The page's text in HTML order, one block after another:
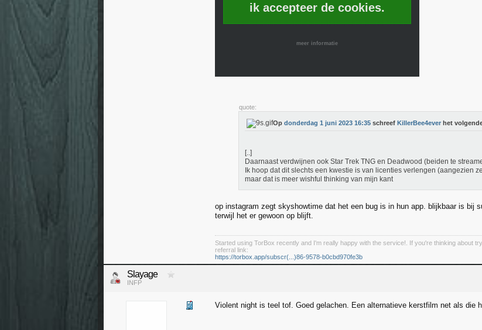
ik accepteer de cookies.
meer informatie
quote:
Op donderdag 1 juni 2023 16:35 schreef KillerBee4ever het
[..]
Daarnaast verdwijnen ook Star Trek TNG en Deadwood (beiden te
Ik hoop dat dit slechts een kwestie is van licenties verlengen (aangezien
maar dat is meer wishful thinking van mijn kant
op instagram zegt skyshowtime dat het een bug is in hun app. blijkbaar is bij
terwijl het er gewoon op blijft.
Started using TorBox recently and I'm really happy with the service!. If you're thinking about
referral link:
https://torbox.app/subscr(...)86-9578-b0cbd970fe3b
Slayage
INFP
Violent night is teel tof. Goed gelachen. Een alternatieve kerstfilm net als die